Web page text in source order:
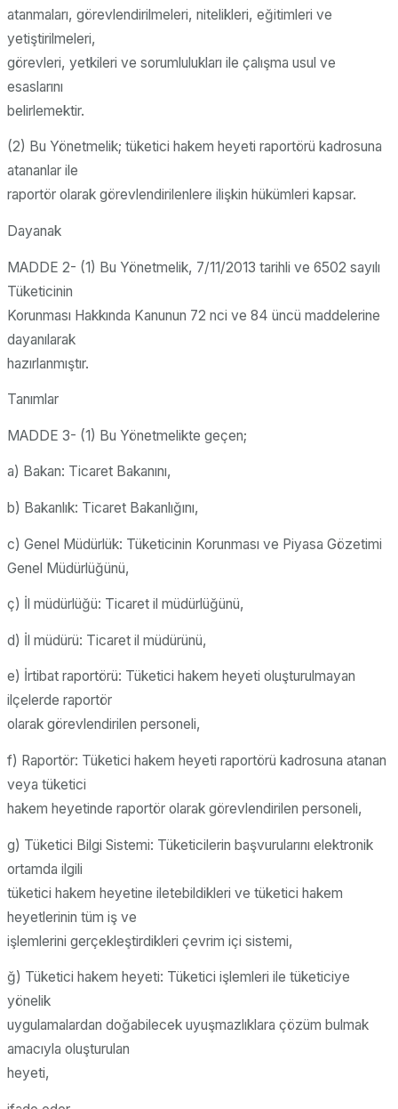
atanmaları, görevlendirilmeleri, nitelikleri, eğitimleri ve
yetiştirilmeleri,
görevleri, yetkileri ve sorumlulukları ile çalışma usul ve
esaslarını
belirlemektir.
(2) Bu Yönetmelik; tüketici hakem heyeti raportörü kadrosuna
atananlar ile
raportör olarak görevlendirilenlere ilişkin hükümleri kapsar.
Dayanak
MADDE 2- (1) Bu Yönetmelik, 7/11/2013 tarihli ve 6502 sayılı
Tüketicinin
Korunması Hakkında Kanunun 72 nci ve 84 üncü maddelerine
dayanılarak
hazırlanmıştır.
Tanımlar
MADDE 3- (1) Bu Yönetmelikte geçen;
a) Bakan: Ticaret Bakanını,
b) Bakanlık: Ticaret Bakanlığını,
c) Genel Müdürlük: Tüketicinin Korunması ve Piyasa Gözetimi
Genel Müdürlüğünü,
ç) İl müdürlüğü: Ticaret il müdürlüğünü,
d) İl müdürü: Ticaret il müdürünü,
e) İrtibat raportörü: Tüketici hakem heyeti oluşturulmayan
ilçelerde raportör
olarak görevlendirilen personeli,
f) Raportör: Tüketici hakem heyeti raportörü kadrosuna atanan
veya tüketici
hakem heyetinde raportör olarak görevlendirilen personeli,
g) Tüketici Bilgi Sistemi: Tüketicilerin başvurularını elektronik
ortamda ilgili
tüketici hakem heyetine iletebildikleri ve tüketici hakem
heyetlerinin tüm iş ve
işlemlerini gerçekleştirdikleri çevrim içi sistemi,
ğ) Tüketici hakem heyeti: Tüketici işlemleri ile tüketiciye
yönelik
uygulamalardan doğabilecek uyuşmazlıklara çözüm bulmak
amacıyla oluşturulan
heyeti,